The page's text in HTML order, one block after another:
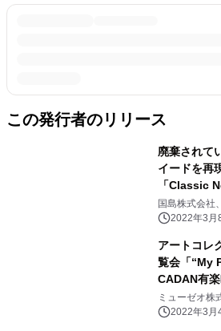
この発行者のリリース
廃棄されて
イードを再
「Classic
Edition-」
約受付開始
国島株式会社
社 2022年3月
アートコレ
覧会「“My
CADAN有
展示をCaM
ミューゼオ株
2022年3月